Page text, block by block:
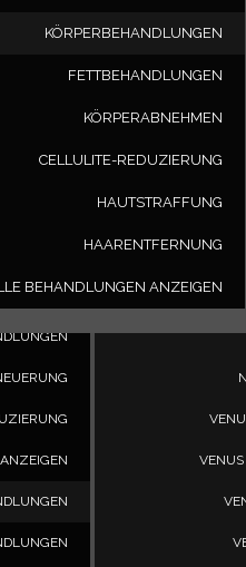
KÖRPERBEHANDLUNGEN
FETTBEHANDLUNGEN
KÖRPERABNEHMEN
CELLULITE-REDUZIERUNG
HAUTSTRAFFUNG
HAARENTFERNUNG
BEHANDLUNGEN ANZEIGEN